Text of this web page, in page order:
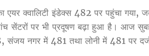
एयर क्वालिटी इंडेक्स 482 पर पहुंचा
सेंटरों पर भी प्रदूषण बढ़ा हुआ है। आज
नगर में 481 तथा लोनी में 481 पर दर्ज